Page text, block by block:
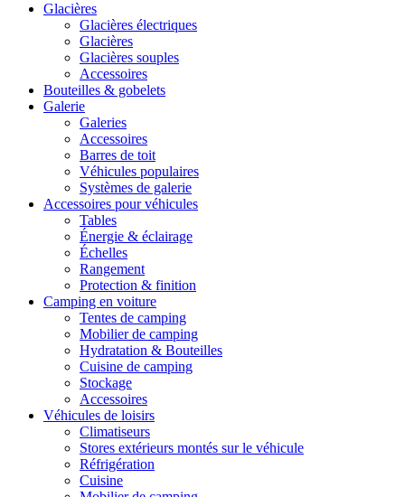
Glacières
Glacières électriques
Glacières
Glacières souples
Accessoires
Bouteilles & gobelets
Galerie
Galeries
Accessoires
Barres de toit
Véhicules populaires
Systèmes de galerie
Accessoires pour véhicules
Tables
Énergie & éclairage
Échelles
Rangement
Protection & finition
Camping en voiture
Tentes de camping
Mobilier de camping
Hydratation & Bouteilles
Cuisine de camping
Stockage
Accessoires
Véhicules de loisirs
Climatiseurs
Stores extérieurs montés sur le véhicule
Réfrigération
Cuisine